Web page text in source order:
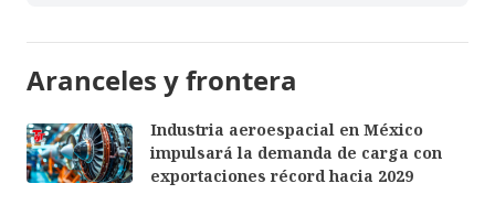
Aranceles y frontera
Industria aeroespacial en México
impulsará la demanda de carga con
exportaciones récord hacia 2029